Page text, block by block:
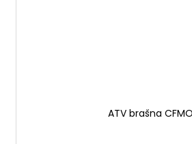
ATV brašna